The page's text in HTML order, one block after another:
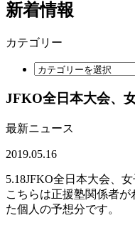
新着情報
カテゴリー
JFKO全日本大会、
最新ニュース
2019.05.16
5.18JFKO全日本大会、
こちらは正援塾関係者
た個人の予想分です。